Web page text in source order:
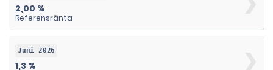
2,00 %
Referensränta
Juni 2026
1,3 %